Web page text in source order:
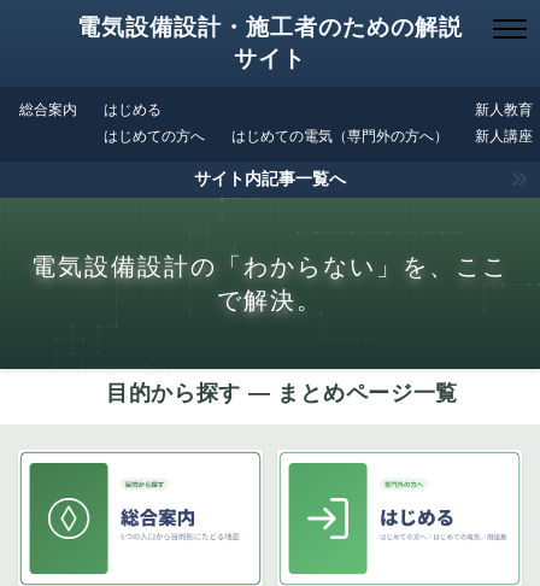
電気設備設計・施工者のための解説
サイト
総合案内
はじめる
はじめての方へ
はじめての電気（専門外の方へ）
新人教育
新人講座
サイト内記事一覧へ
電気設備設計の「わからない」を、ここ
で解決。